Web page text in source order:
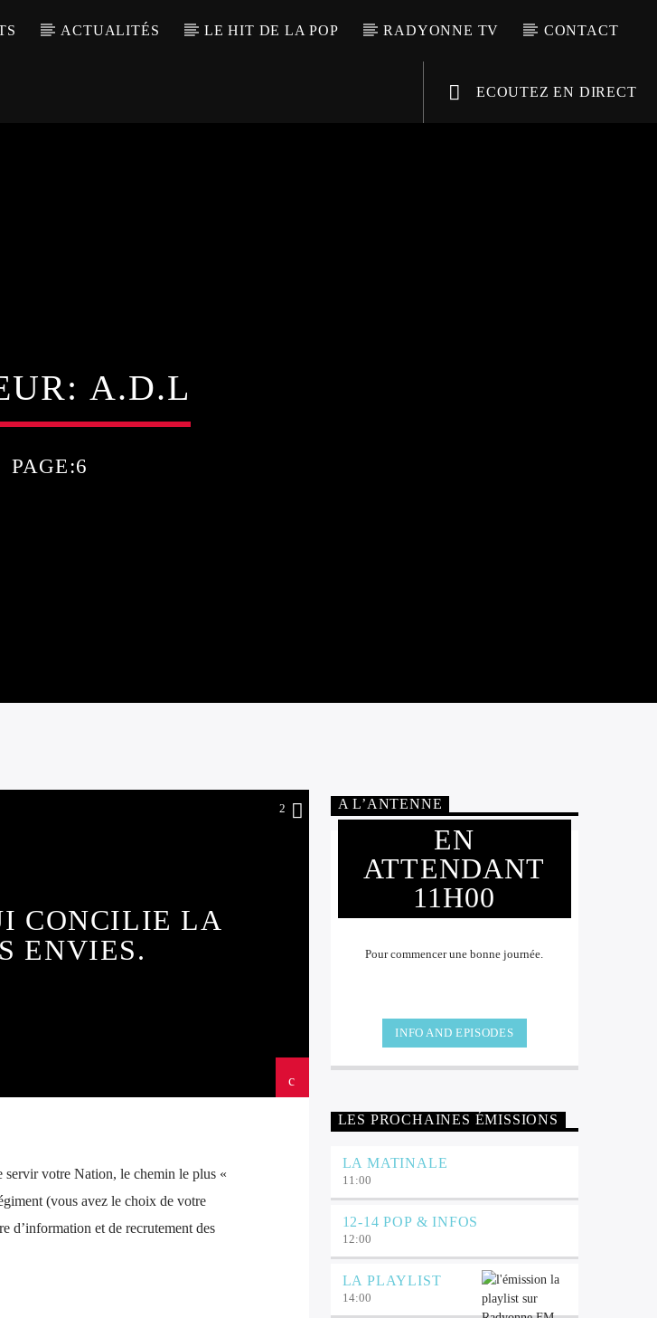
ACTUALITÉS LE HIT DE LA POP RADYONNE TV CONTACT
ECOUTEZ EN DIRECT
A.D.L
PAGE:6
2
CONCILIE LA
ENVIES.
servir votre Nation, le chemin le plus «
(vous avez le choix de votre
d’information et de recrutement des
A L’ANTENNE
EN
ATTENDANT
11H00
Pour commencer une bonne journée.
INFO AND EPISODES
LES PROCHAINES ÉMISSIONS
LA MATINALE
11:00
12-14 POP & INFOS
12:00
LA PLAYLIST
14:00